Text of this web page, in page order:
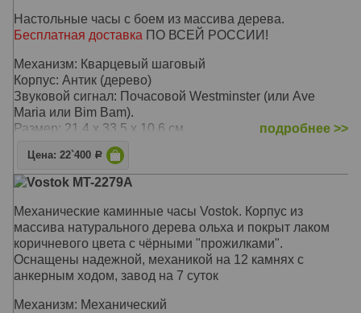
Настольные часы с боем из массива дерева.
Бесплатная доставка ПО ВСЕЙ РОССИИ!
Механизм: Кварцевый шаговый
Корпус: Антик (дерево)
Звуковой сигнал: Почасовой Westminster (или Ave
Maria или Bim Bam).
Размер: 21,4 x 33,5 x 10,6 см
подробнее >>
Цена: 22`400 Р
Vostok MT-2279A
Механические каминные часы Vostok. Корпус из
массива натурального дерева ольха и покрыт лаком
коричневого цвета с чёрными "прожилками".
Оснащены надежной, механикой на 12 камнях с
анкерным ходом, завод на 7 суток
Механизм: Механический